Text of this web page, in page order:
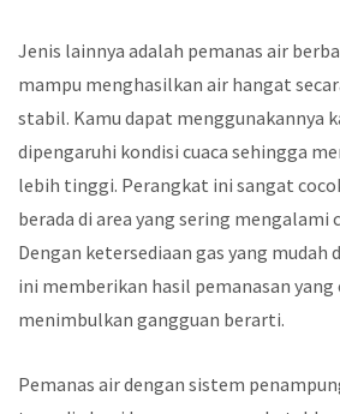
Jenis lainnya adalah pemanas air
mampu menghasilkan air hangat
stabil. Kamu dapat menggunakannya
dipengaruhi kondisi cuaca sehingga
lebih tinggi. Perangkat ini sangat
berada di area yang sering mengalami
Dengan ketersediaan gas yang
ini memberikan hasil pemanasan
menimbulkan gangguan berarti.
Pemanas air dengan sistem